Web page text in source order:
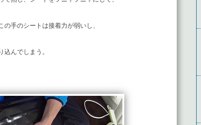
手のシートは接着力が弱いし、
んでしまう。